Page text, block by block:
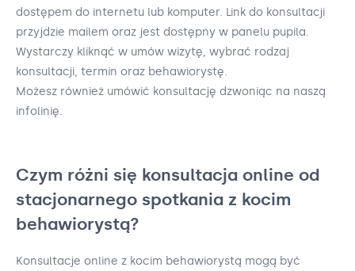
dostępem do internetu lub komputer. Link do konsultacji
przyjdzie mailem oraz jest dostępny w panelu pupila.
Wystarczy kliknąć w umów wizytę, wybrać rodzaj
konsultacji, termin oraz behawiorystę.
Możesz również umówić konsultację dzwoniąc na naszą
infolinię.
Czym różni się konsultacja online od
stacjonarnego spotkania z kocim
behawiorystą?
Konsultacje online z kocim behawiorystą mogą być